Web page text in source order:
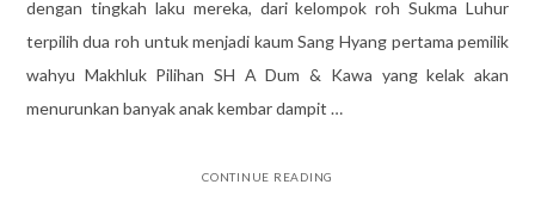
dengan tingkah laku mereka, dari kelompok roh Sukma Luhur
terpilih dua roh untuk menjadi kaum Sang Hyang pertama pemilik
wahyu Makhluk Pilihan SH A Dum & Kawa yang kelak akan
menurunkan banyak anak kembar dampit …
CONTINUE READING